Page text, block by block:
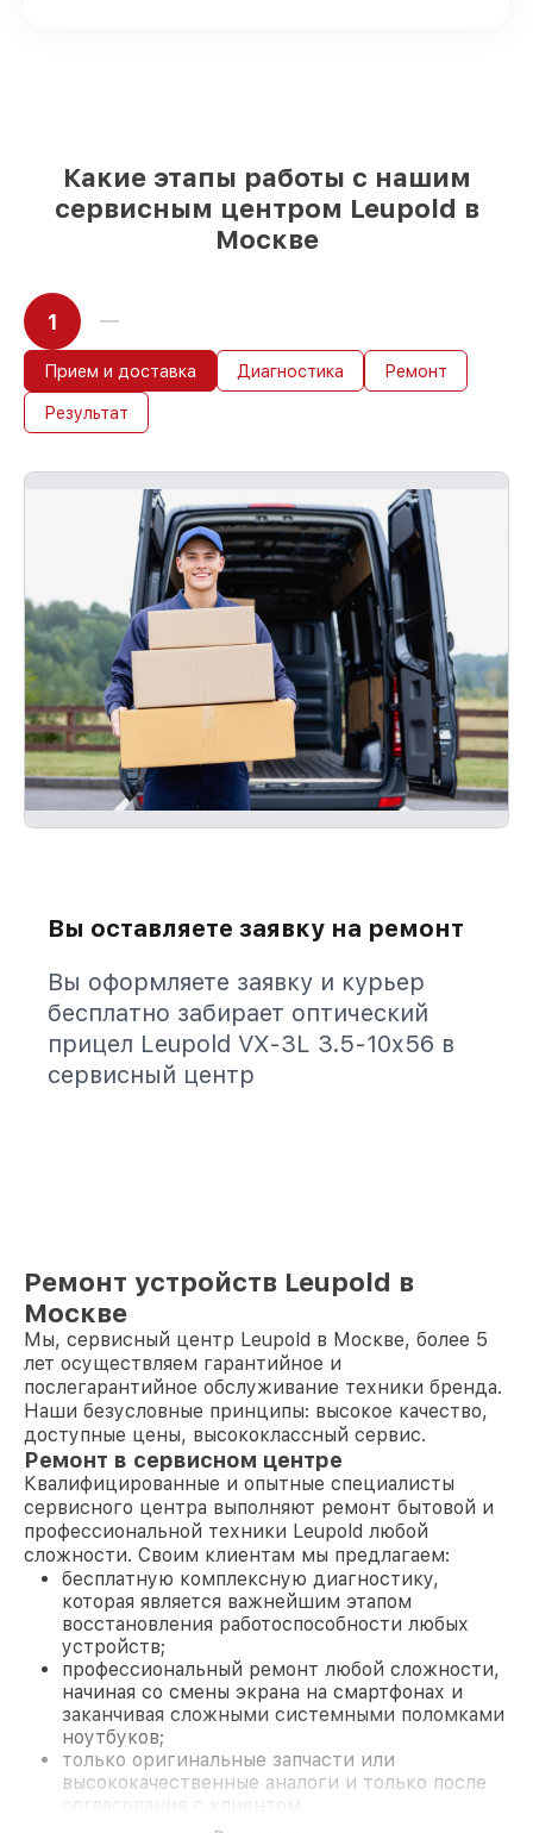
Какие этапы работы с нашим
сервисным центром Leupold в
Москве
1
Прием и доставка Диагностика Ремонт
Результат
Вы оставляете заявку на ремонт
Вы оформляете заявку и курьер
бесплатно забирает оптический
прицел Leupold VX-3L 3.5-10x56 в
сервисный центр
Ремонт устройств Leupold в
Москве
Мы, сервисный центр Leupold в Москве, более 5
лет осуществляем гарантийное и
послегарантийное обслуживание техники бренда.
Наши безусловные принципы: высокое качество,
доступные цены, высококлассный сервис.
Ремонт в сервисном центре
Квалифицированные и опытные специалисты
сервисного центра выполняют ремонт бытовой и
профессиональной техники Leupold любой
сложности. Своим клиентам мы предлагаем:
бесплатную комплексную диагностику,
которая является важнейшим этапом
восстановления работоспособности любых
устройств;
профессиональный ремонт любой сложности,
начиная со смены экрана на смартфонах и
заканчивая сложными системными поломками
ноутбуков;
только оригинальные запчасти или
высококачественные аналоги и только после
согласования с клиентом.
На все работы и замененные комплектующие